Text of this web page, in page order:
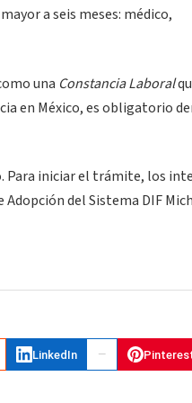
a seis meses: médico,
una Constancia Laboral
en México, es obligatorio
Para iniciar el trámite, los
del Sistema DIF
LinkedIn